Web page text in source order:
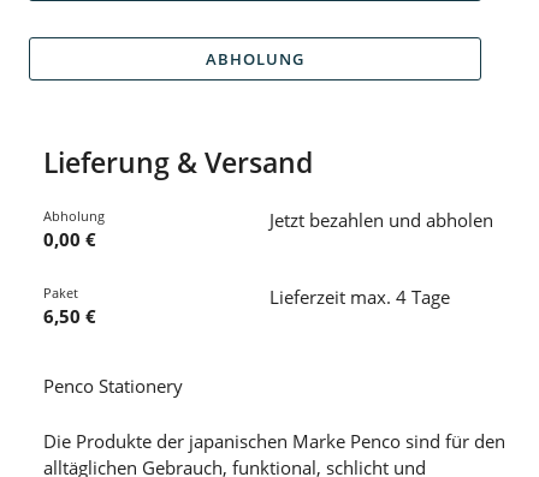
ABHOLUNG
Lieferung & Versand
Abholung
0,00 €
Jetzt bezahlen und abholen
Paket
6,50 €
Lieferzeit max. 4 Tage
Penco Stationery
Die Produkte der japanischen Marke Penco sind für den
alltäglichen Gebrauch, funktional, schlicht und